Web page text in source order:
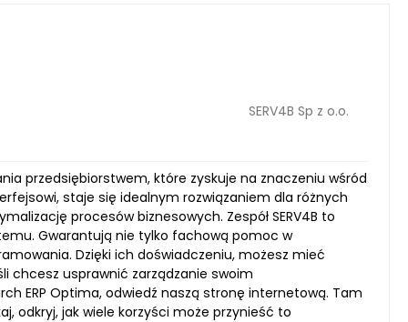
SERV4B Sp z o.o.
przedsiębiorstwem, które zyskuje na znaczeniu wśród
staje się idealnym rozwiązaniem dla różnych
procesów biznesowych. Zespół SERV4B to
Gwarantują nie tylko fachową pomoc w
Dzięki ich doświadczeniu, możesz mieć
chcesz usprawnić zarządzanie swoim
ERP Optima, odwiedź naszą stronę internetową. Tam
odkryj, jak wiele korzyści może przynieść to